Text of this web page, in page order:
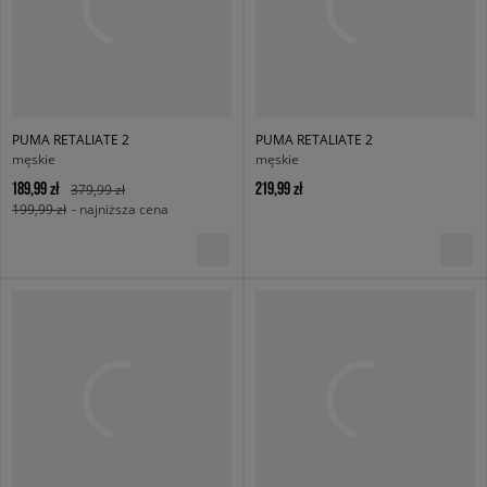
PUMA RETALIATE 2
męskie
189,99 zł
379,99 zł
199,99 zł - najniższa cena
PUMA RETALIATE 2
męskie
219,99 zł